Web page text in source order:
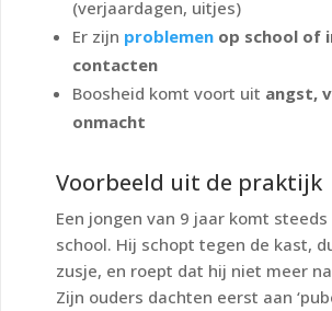
(verjaardagen, uitjes)
Er zijn problemen op school of
contacten
Boosheid komt voort uit angst,
onmacht
Voorbeeld uit de praktijk
Een jongen van 9 jaar komt
school. Hij schopt tegen de kast,
zusje, en roept dat hij niet meer
Zijn ouders dachten eerst aan